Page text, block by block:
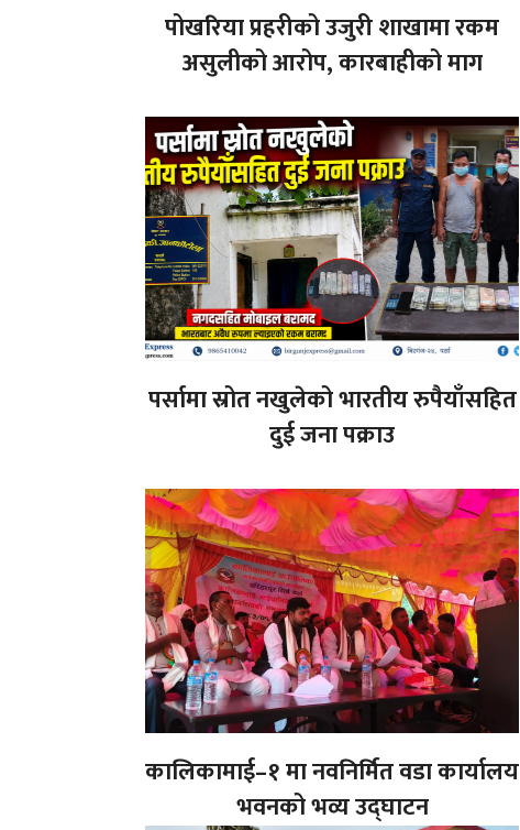
पोखरिया प्रहरीको उजुरी शाखामा रकम
असुलीको आरोप, कारबाहीको माग
पर्सामा स्रोत नखुलेको भारतीय रुपैयाँसहित
दुई जना पक्राउ
कालिकामाई–१ मा नवनिर्मित वडा कार्यालय
भवनको भव्य उद्घाटन